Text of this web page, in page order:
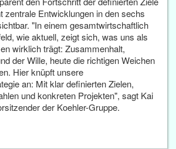
zentrale Entwicklungen in den sechs
"In einem gesamtwirtschaftlich
wie aktuell, zeigt sich, was uns als
wirklich trägt: Zusammenhalt,
der Wille, heute die richtigen Weichen
Hier knüpft unsere
an: Mit klar definierten Zielen,
und konkreten Projekten", sagt Kai
der Koehler-Gruppe.